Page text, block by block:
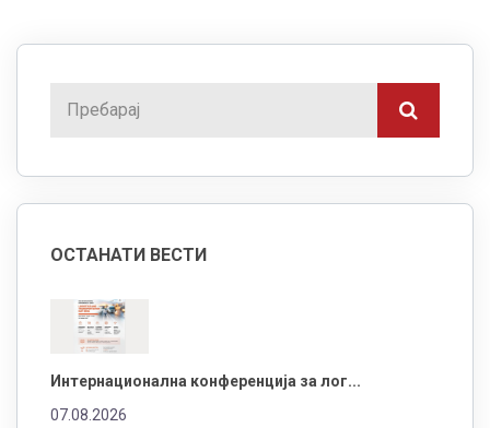
ОСТАНАТИ ВЕСТИ
Интернационална конференција за лог...
07.08.2026